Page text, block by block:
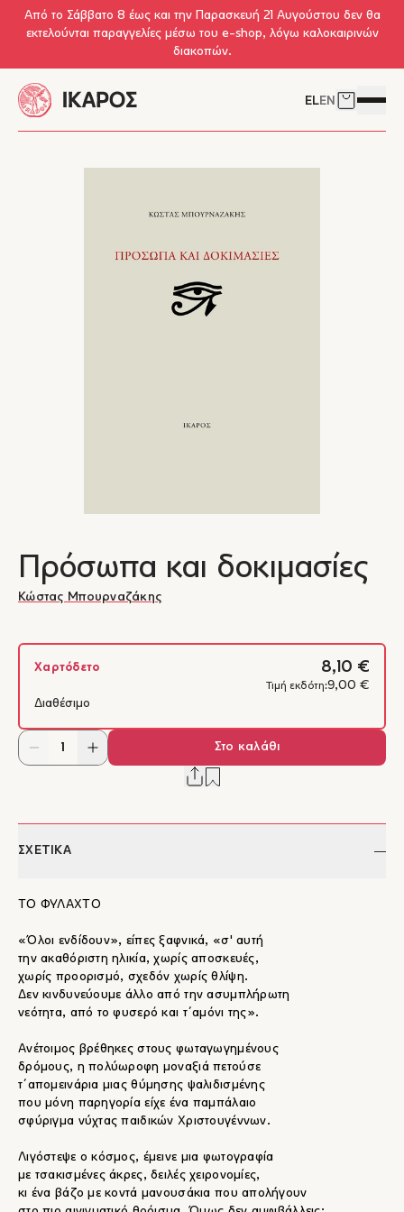
Skip to main content
Από το Σάββατο 8 έως και την Παρασκευή 21 Αυγούστου δεν θα
εκτελούνται παραγγελίες μέσω του e-shop, λόγω καλοκαιρινών
διακοπών.
ELEN Δείτε το
Πρόσωπα και δοκιμασίες
Κώστας Μπουρναζάκης
Χαρτόδετο 8,10 €
Τιμή εκδότη:9,00 €
Διαθέσιμο
Στο καλάθι
ΣΧΕΤΙΚΑ
ΤΟ ΦΥΛΑΧΤΟ
«Όλοι ενδίδουν», είπες ξαφνικά, «σ' αυτή
την ακαθόριστη ηλικία, χωρίς αποσκευές,
χωρίς προορισμό, σχεδόν χωρίς θλίψη.
Δεν κινδυνεύουμε άλλο από την ασυμπλήρωτη
νεότητα, από το φυσερό και τ΄αμόνι της».
Ανέτοιμος βρέθηκες στους φωταγωγημένους
δρόμους, η πολύωροφη μοναξιά πετούσε
τ΄απομεινάρια μιας θύμησης ψαλιδισμένης
που μόνη παρηγορία είχε ένα παμπάλαιο
σφύριγμα νύχτας παιδικών Χριστουγέννων.
Λιγόστεψε ο κόσμος, έμεινε μια φωτογραφία
με τσακισμένες άκρες, δειλές χειρονομίες,
κι ένα βάζο με κοντά μανουσάκια που απολήγουν